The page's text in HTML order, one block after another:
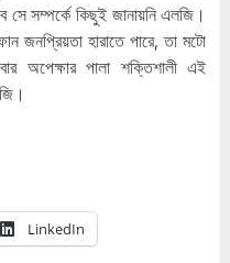
সম্পর্কে কিছুই জানায়নি এলজি।
জনপ্রিয়তা হারাতে পারে, তা মটো
অপেক্ষার পালা শক্তিশালী এই
LinkedIn